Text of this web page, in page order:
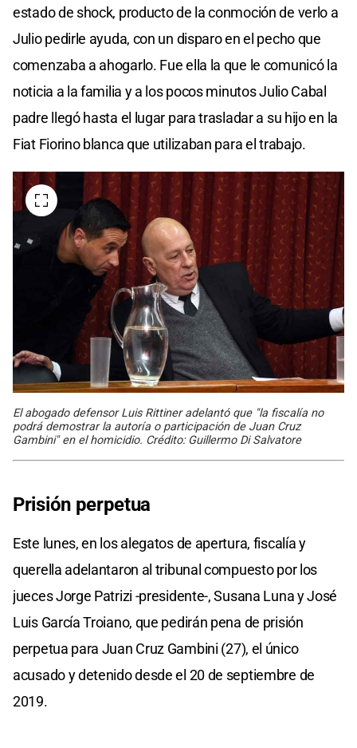
estado de shock, producto de la conmoción de verlo a
Julio pedirle ayuda, con un disparo en el pecho que
comenzaba a ahogarlo. Fue ella la que le comunicó la
noticia a la familia y a los pocos minutos Julio Cabal
padre llegó hasta el lugar para trasladar a su hijo en la
Fiat Fiorino blanca que utilizaban para el trabajo.
El abogado defensor Luis Rittiner adelantó que "la fiscalía no
podrá demostrar la autoría o participación de Juan Cruz
Gambini" en el homicidio. Crédito: Guillermo Di Salvatore
Prisión perpetua
Este lunes, en los alegatos de apertura, fiscalía y
querella adelantaron al tribunal compuesto por los
jueces Jorge Patrizi -presidente-, Susana Luna y José
Luis García Troiano, que pedirán pena de prisión
perpetua para Juan Cruz Gambini (27), el único
acusado y detenido desde el 20 de septiembre de
2019.